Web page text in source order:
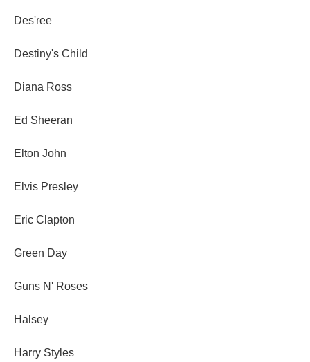
Des'ree
Destiny's Child
Diana Ross
Ed Sheeran
Elton John
Elvis Presley
Eric Clapton
Green Day
Guns N' Roses
Halsey
Harry Styles